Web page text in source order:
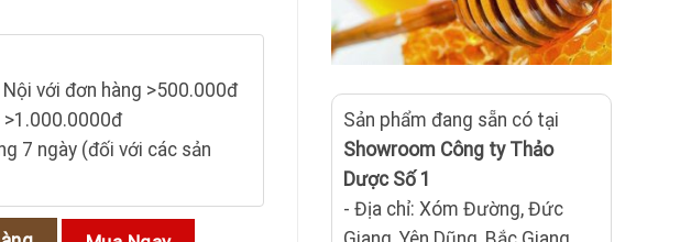
Sản phẩm đang sẵn có tại
Showroom Công ty Thảo
Dược Số 1
- Địa chỉ: Xóm Đường, Đức
với đơn hàng >500.000đ
>1.000.0000đ
7 ngày (đối với các sản
điều trị động kinh số lượng